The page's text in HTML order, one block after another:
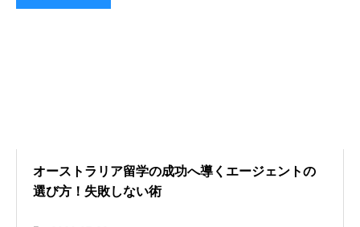
オーストラリア留学の成功へ導くエージェントの
選び方！失敗しない術